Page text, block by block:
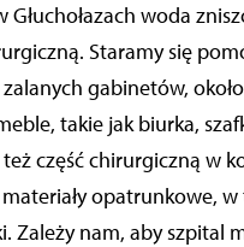
Głuchołazach woda
Staramy się
gabinetów,
takie jak biurka,
część chirurgiczną w
opatrunkowe,
Zależy nam, aby szpital